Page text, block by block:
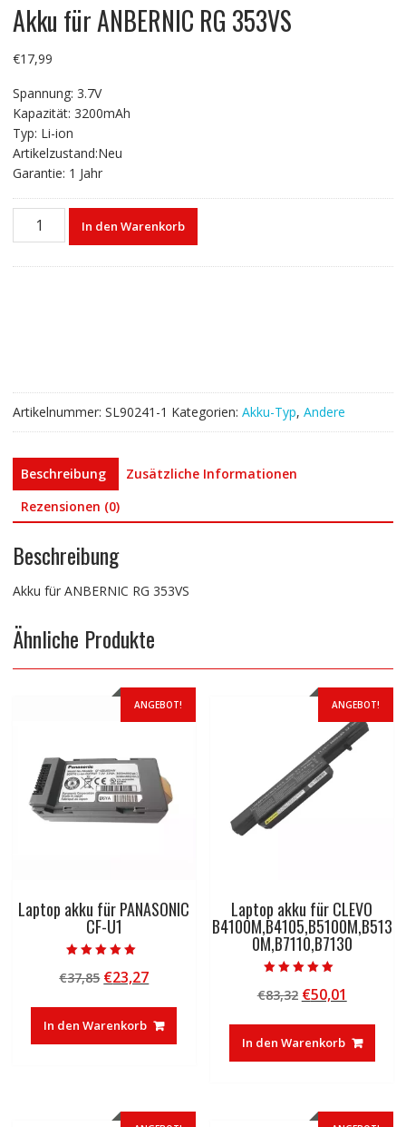
Akku für ANBERNIC RG 353VS
€17,99
Spannung: 3.7V
Kapazität: 3200mAh
Typ: Li-ion
Artikelzustand:Neu
Garantie: 1 Jahr
Akku
In den Warenkorb
Artikelnummer: SL90241-1 Kategorien: Akku-Typ, Andere
Beschreibung
Zusätzliche Informationen
Rezensionen (0)
Beschreibung
Akku für ANBERNIC RG 353VS
Ähnliche Produkte
ANGEBOT!
Laptop akku für PANASONIC
CF-U1
5.00
von 5
€37,85 Ursprünglicher
war:
€37,85
€23,27Aktueller
ist:
€23,27.
In den Warenkorb
ANGEBOT!
Laptop akku für CLEVO
B4100M,B4105,B5100M,B513
0M,B7110,B7130
5.00
von 5
€83,32 Ursprünglicher
war:
€83,32
€50,01
ist:
€50,01.
In den Warenkorb